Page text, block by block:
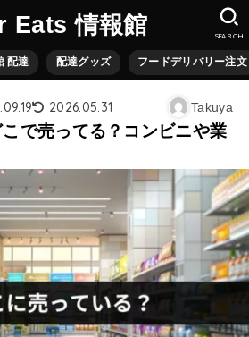
Eats 情報館
配達 配達グッズ フードデリバリー注文
SEARCH
2026.05.31 Takuya
で売ってる？コンビニや業